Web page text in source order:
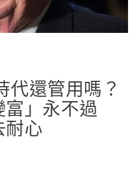
代還管用嗎？
」永不過
耐心